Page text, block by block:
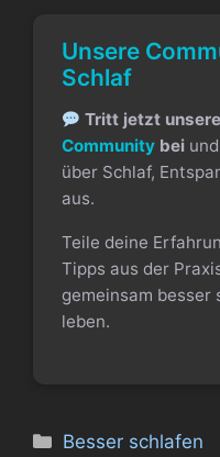
Unsere
Schlaf
Tritt jetzt
Communitybeiund
über Schlaf,
aus.
Teile deine
Tipps aus der
gemeinsam besser
leben.
Kategorien
Besser schlafen